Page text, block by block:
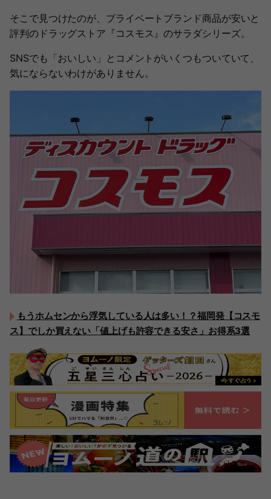
そこで見つけたのが、プライベートブランド商品が安いと
評判のドラッグストア『コスモス』のサラダシリーズ。
SNSでも「おいしい」とコメントがいくつもついていて、
気にならないわけがありません。
もうホムセンから浮気している人は多い！？福岡発【コスモ
ス】でしか買えない「値上げも許容できる安さ」お得系3選